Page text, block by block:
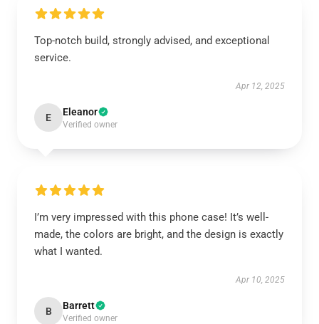
Top-notch build, strongly advised, and exceptional
service.
Apr 12, 2025
E Eleanor
Verified owner
I’m very impressed with this phone case! It’s well-
made, the colors are bright, and the design is exactly
what I wanted.
Apr 10, 2025
B Barrett
Verified owner